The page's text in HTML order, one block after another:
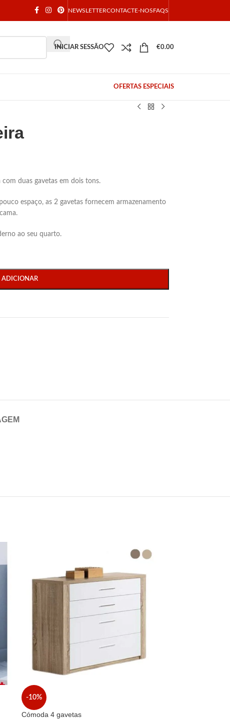
NEWSLETTERCONTACTE-NOSFAQS
INICIAR SESSÃO €0.00
OFERTAS ESPECIAIS
duas gavetas em dois tons.
espaço, as 2 gavetas fornecem armazenamento
ao seu quarto.
ADICIONAR
-10%
Cómoda 4 gavetas